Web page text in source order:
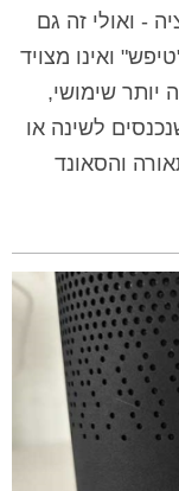
- ואולי זה גם
ואינו מצויד
יותר שימושי,
לשינה או
והסאונד